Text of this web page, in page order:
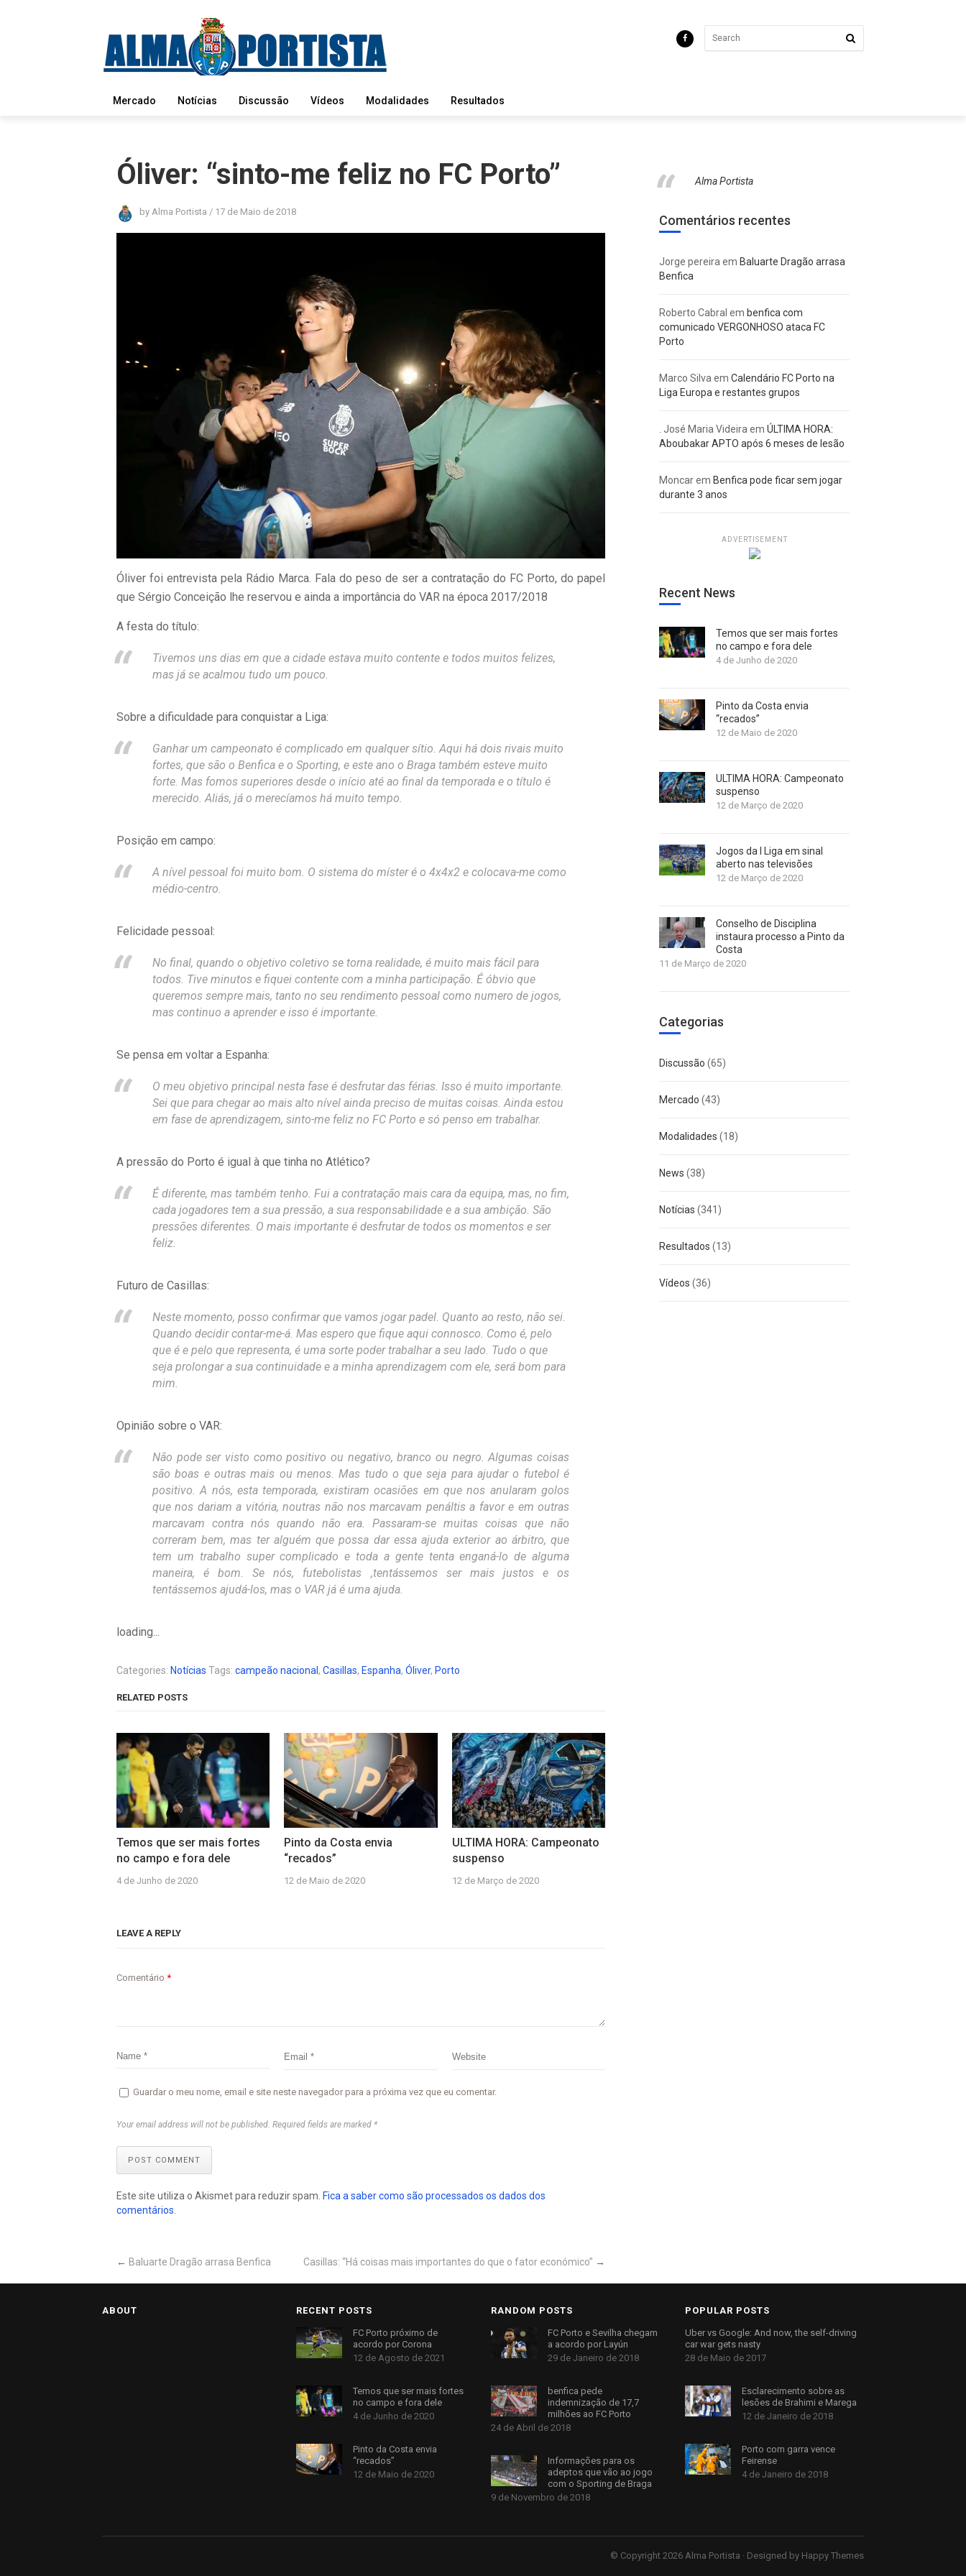
Mercado Notícias Discussão Vídeos Modalidades Resultados
Óliver: “sinto-me feliz no FC Porto”
by Alma Portista / 17 de Maio de 2018
Óliver foi entrevista pela Rádio Marca. Fala do peso de ser a contratação do FC Porto, do papel
que Sérgio Conceição lhe reservou e ainda a importância do VAR na época 2017/2018
A festa do título:
Tivemos uns dias em que a cidade estava muito contente e todos muitos felizes,
mas já se acalmou tudo um pouco.
Sobre a dificuldade para conquistar a Liga:
Ganhar um campeonato é complicado em qualquer sítio. Aqui há dois rivais muito
fortes, que são o Benfica e o Sporting, e este ano o Braga também esteve muito
forte. Mas fomos superiores desde o início até ao final da temporada e o título é
merecido. Aliás, já o merecíamos há muito tempo.
Posição em campo:
A nível pessoal foi muito bom. O sistema do míster é o 4x4x2 e colocava-me como
médio-centro.
Felicidade pessoal:
No final, quando o objetivo coletivo se torna realidade, é muito mais fácil para
todos. Tive minutos e fiquei contente com a minha participação. É óbvio que
queremos sempre mais, tanto no seu rendimento pessoal como numero de jogos,
mas continuo a aprender e isso é importante.
Se pensa em voltar a Espanha:
O meu objetivo principal nesta fase é desfrutar das férias. Isso é muito importante.
Sei que para chegar ao mais alto nível ainda preciso de muitas coisas. Ainda estou
em fase de aprendizagem, sinto-me feliz no FC Porto e só penso em trabalhar.
A pressão do Porto é igual à que tinha no Atlético?
É diferente, mas também tenho. Fui a contratação mais cara da equipa, mas, no fim,
cada jogadores tem a sua pressão, a sua responsabilidade e a sua ambição. São
pressões diferentes. O mais importante é desfrutar de todos os momentos e ser
feliz.
Futuro de Casillas:
Neste momento, posso confirmar que vamos jogar padel. Quanto ao resto, não sei.
Quando decidir contar-me-á. Mas espero que fique aqui connosco. Como é, pelo
que é e pelo que representa, é uma sorte poder trabalhar a seu lado. Tudo o que
seja prolongar a sua continuidade e a minha aprendizagem com ele, será bom para
mim.
Opinião sobre o VAR:
Não pode ser visto como positivo ou negativo, branco ou negro. Algumas coisas
são boas e outras mais ou menos. Mas tudo o que seja para ajudar o futebol é
positivo. A nós, esta temporada, existiram ocasiões em que nos anularam golos
que nos dariam a vitória, noutras não nos marcavam penáltis a favor e em outras
marcavam contra nós quando não era. Passaram-se muitas coisas que não
correram bem, mas ter alguém que possa dar essa ajuda exterior ao árbitro, que
tem um trabalho super complicado e toda a gente tenta enganá-lo de alguma
maneira, é bom. Se nós, futebolistas ,tentássemos ser mais justos e os
tentássemos ajudá-los, mas o VAR já é uma ajuda.
loading...
Categories: Notícias Tags: campeão nacional, Casillas, Espanha, Óliver, Porto
RELATED POSTS
Temos que ser mais fortes
no campo e fora dele
4 de Junho de 2020
Pinto da Costa envia
“recados”
12 de Maio de 2020
ULTIMA HORA: Campeonato
suspenso
12 de Março de 2020
LEAVE A REPLY
Comentário *
Guardar o meu nome, email e site neste navegador para a próxima vez que eu comentar.
Your email address will not be published. Required fields are marked *
POST COMMENT
Este site utiliza o Akismet para reduzir spam. Fica a saber como são processados os dados dos
comentários
← Baluarte Dragão arrasa Benfica Casillas: “Há coisas mais importantes do que o fator económico” →
Alma Portista
Comentários recentes
Jorge pereira em Baluarte Dragão arrasa
Benfica
Roberto Cabral em benfica com
comunicado VERGONHOSO ataca FC
Porto
Marco Silva em Calendário FC Porto na
Liga Europa e restantes grupos
. José Maria Videira em ÚLTIMA HORA:
Aboubakar APTO após 6 meses de lesão
Moncarem Benfica pode ficar sem jogar
durante 3 anos
ADVERTISEMENT
Recent News
Temos que ser mais fortes
no campo e fora dele
4 de Junho de 2020
Pinto da Costa envia
“recados”
12 de Maio de 2020
ULTIMA HORA: Campeonato
suspenso
12 de Março de 2020
Jogos da I Liga em sinal
aberto nas televisões
12 de Março de 2020
Conselho de Disciplina
instaura processo a Pinto da
Costa
11 de Março de 2020
Categorias
Discussão (65)
Mercado (43)
Modalidades (18)
News (38)
Notícias (341)
Resultados (13)
Vídeos (36)
ABOUT RECENT POSTS
FC Porto próximo de
acordo por Corona
12 de Agosto de 2021
Temos que ser mais fortes
no campo e fora dele
4 de Junho de 2020
Pinto da Costa envia
“recados”
12 de Maio de 2020
RANDOM POSTS
FC Porto e Sevilha chegam
a acordo por Layún
29 de Janeiro de 2018
benfica pede
indemnização de 17,7
milhões ao FC Porto
24 de Abril de 2018
Informações para os
adeptos que vão ao jogo
com o Sporting de Braga
9 de Novembro de 2018
POPULAR POSTS
Uber vs Google: And now, the self-driving
car war gets nasty
28 de Maio de 2017
Esclarecimento sobre as
lesões de Brahimi e Marega
12 de Janeiro de 2018
Porto com garra vence
Feirense
4 de Janeiro de 2018
© Copyright 2026 Alma Portista · Designed by Happy Themes